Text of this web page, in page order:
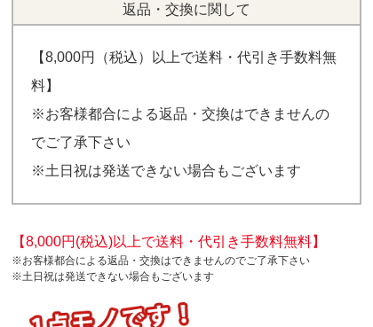
返品・交換に関して
【8,000円（税込）以上で送料・代引き手数料無
料】
※お客様都合による返品・交換はできませんの
でご了承下さい
※土日祝は発送できない場合もございます
【8,000円(税込)以上で送料・代引き手数料無料】
※お客様都合による返品・交換はできませんのでご了承下さい
※土日祝は発送できない場合もございます